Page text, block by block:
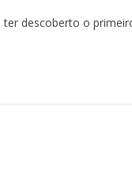
descoberto o